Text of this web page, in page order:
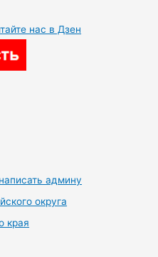
нас в Дзен
админу
округа
края